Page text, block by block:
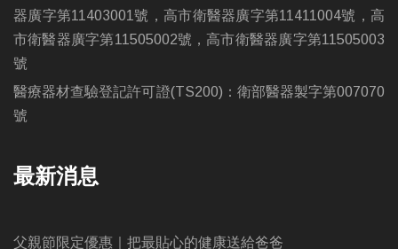
器廣字第11403001號，高市衛醫器廣字第11411004號，高
市衛醫器廣字第11505002號，高市衛醫器廣字第11505003
號
醫療器材查驗登記許可證(TS200)：衛部醫器製字第007070
號
最新消息
父親節限定優惠｜把最貼心的健康送給爸爸